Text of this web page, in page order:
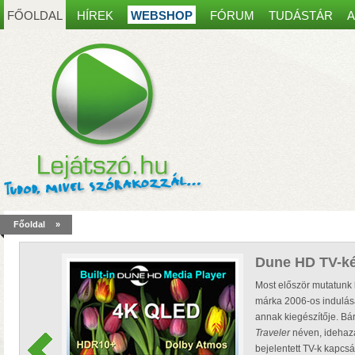
FŐOLDAL HÍREK WEBSHOP FÓRUM TUDÁSTÁR
kábelei is elegendőek
Főoldal »
Dune HD TV-
Most először
márka 2006-os
annak kiegészítője.
Travelernéven,
bejelentett TV-k